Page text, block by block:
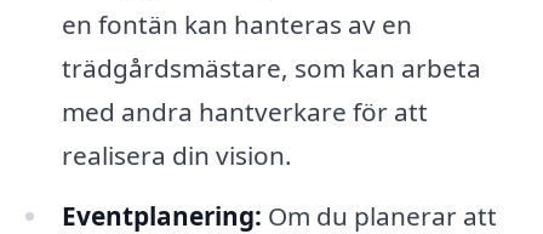
en fontän kan hanteras av en
trädgårdsmästare, som kan arbeta
med andra hantverkare för att
realisera din vision.
Eventplanering: Om du planerar att